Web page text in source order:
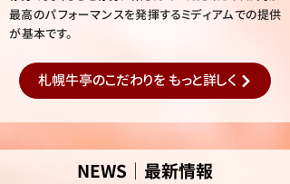
最高のパフォーマンスを発揮するミディアムでの提供
が基本です。
札幌牛亭のこだわりを もっと詳しく
NEWS│最新情報